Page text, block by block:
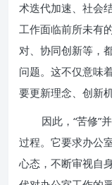
术迭代加速、社会
工作面临前所未有
对、协同创新等，
问题。这不仅意味
要更新理念、创新
因此，“苦修”
过程。它要求办公
心态，不断审视自